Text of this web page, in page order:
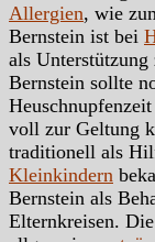
Allergien, wie
Bernstein ist bei
als
Bernstein sollte
voll zur Geltung
traditionell als
Kleinkindern
Bernstein als
Elternkreisen.